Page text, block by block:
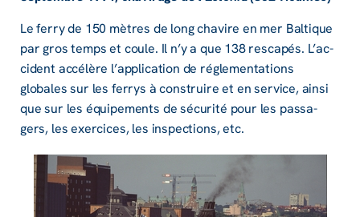
Le ferry de 150 mètres de long chavire en mer Baltique
par gros temps et coule. Il n’y a que 138 resca­­pés. L’ac­­
ci­dent accé­­lère l’ap­­pli­­ca­­tion de régle­­men­­ta­­tions
globales sur les ferrys à construire et en service, ainsi
que sur les équi­­pe­­ments de sécu­­rité pour les passa­­
gers, les exer­­cices, les inspec­­tions, etc.